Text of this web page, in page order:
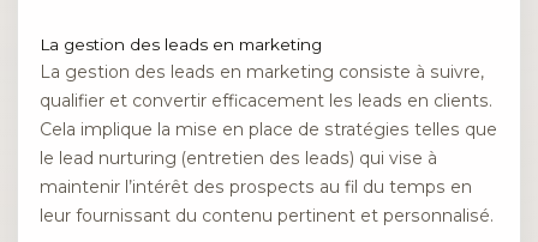
La gestion des leads en marketing
La gestion des leads en marketing consiste à suivre,
qualifier et convertir efficacement les leads en clients.
Cela implique la mise en place de stratégies telles que
le lead nurturing (entretien des leads) qui vise à
maintenir l’intérêt des prospects au fil du temps en
leur fournissant du contenu pertinent et personnalisé.